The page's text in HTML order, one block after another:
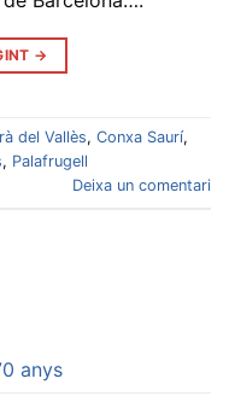
→
del Vallès, Conxa Saurí,
, Palafrugell
Deixa un comentari
anys